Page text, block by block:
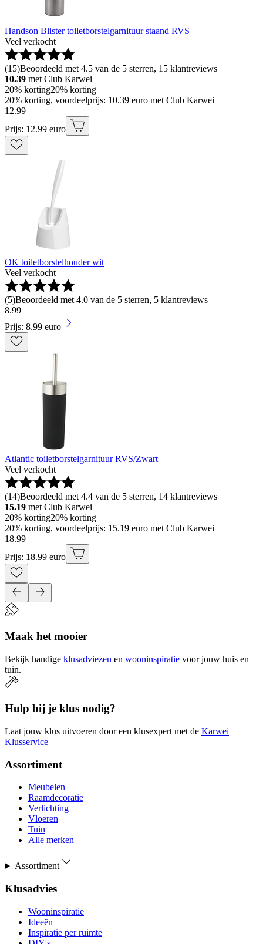
Handson Blister toiletborstelgarnituur staand RVS
Veel verkocht
(15)Beoordeeld met 4.5 van de 5 sterren, 15 klantreviews
10.39 met Club Karwei
20% korting20% korting
20% korting, voordeelprijs: 10.39 euro met Club Karwei
12.99
Prijs: 12.99 euro
OK toiletborstelhouder wit
Veel verkocht
(5)Beoordeeld met 4.0 van de 5 sterren, 5 klantreviews
8.99
Prijs: 8.99 euro
Atlantic toiletborstelgarnituur RVS/Zwart
Veel verkocht
(14)Beoordeeld met 4.4 van de 5 sterren, 14 klantreviews
15.19 met Club Karwei
20% korting20% korting
20% korting, voordeelprijs: 15.19 euro met Club Karwei
18.99
Prijs: 18.99 euro
Maak het mooier
Bekijk handige klusadviezen en wooninspiratie voor jouw huis en
tuin.
Hulp bij je klus nodig?
Laat jouw klus uitvoeren door een klusexpert met de Karwei
Klusservice
Assortiment
Meubelen
Raamdecoratie
Verlichting
Vloeren
Tuin
Alle merken
Assortiment
Klusadvies
Wooninspiratie
Ideeën
Inspiratie per ruimte